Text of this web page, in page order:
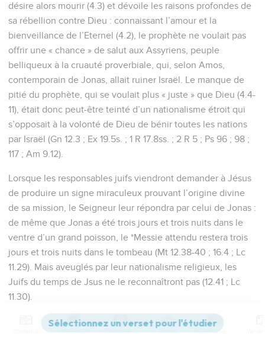
désire alors mourir (4.3) et dévoile les raisons profondes de
sa rébellion contre Dieu : connaissant l’amour et la
bienveillance de l’Eternel (4.2), le prophète ne voulait pas
offrir une « chance » de salut aux Assyriens, peuple
belliqueux à la cruauté proverbiale, qui, selon Amos,
contemporain de Jonas, allait ruiner Israël. Le manque de
pitié du prophète, qui se voulait plus « juste » que Dieu (4.4-
11), était donc peut-être teinté d’un nationalisme étroit qui
s’opposait à la volonté de Dieu de bénir toutes les nations
par Israël (Gn 12.3 ; Ex 19.5s. ; 1 R 17.8ss. ; 2 R 5 ; Ps 96 ; 98 ;
117 ; Am 9.12).
Lorsque les responsables juifs viendront demander à Jésus
de produire un signe miraculeux prouvant l’origine divine
de sa mission, le Seigneur leur répondra par celui de Jonas :
de même que Jonas a été trois jours et trois nuits dans le
ventre d’un grand poisson, le *Messie attendu restera trois
jours et trois nuits dans le tombeau (Mt 12.38-40 ; 16.4 ; Lc
11.29). Mais aveuglés par leur nationalisme religieux, les
Juifs du temps de Jsus ne le reconnaîtront pas (12.41 ; Lc
11.30).
La Bible Du Semeur Copyright © 1992, 1999 by Biblica, Inc.® Used by
permission. All rights reserved worldwide.
Versions Commentaires Strong